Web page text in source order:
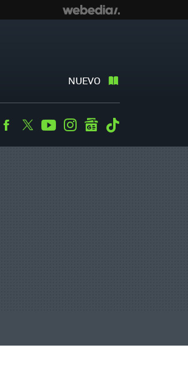
NUEVO
Facebook
TwitterYoutubeInstagramgooglenews